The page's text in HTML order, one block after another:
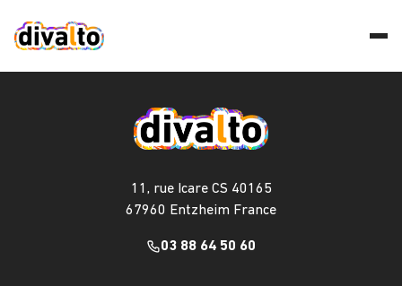
11, rue Icare CS 40165
67960 Entzheim France
03 88 64 50 60